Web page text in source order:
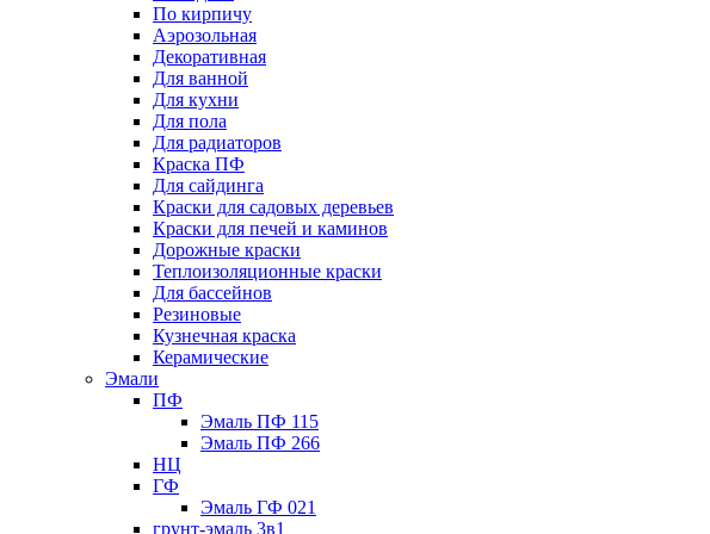
По кирпичу
Аэрозольная
Декоративная
Для ванной
Для кухни
Для пола
Для радиаторов
Краска ПФ
Для сайдинга
Краски для садовых деревьев
Краски для печей и каминов
Дорожные краски
Теплоизоляционные краски
Для бассейнов
Резиновые
Кузнечная краска
Керамические
Эмали
ПФ
Эмаль ПФ 115
Эмаль ПФ 266
НЦ
ГФ
Эмаль ГФ 021
грунт-эмаль 3в1